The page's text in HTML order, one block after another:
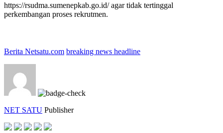
https://rsudma.sumenepkab.go.id/ agar tidak tertinggal
perkembangan proses rekrutmen.
Berita Netsatu.com breaking news headline
NET SATU Publisher